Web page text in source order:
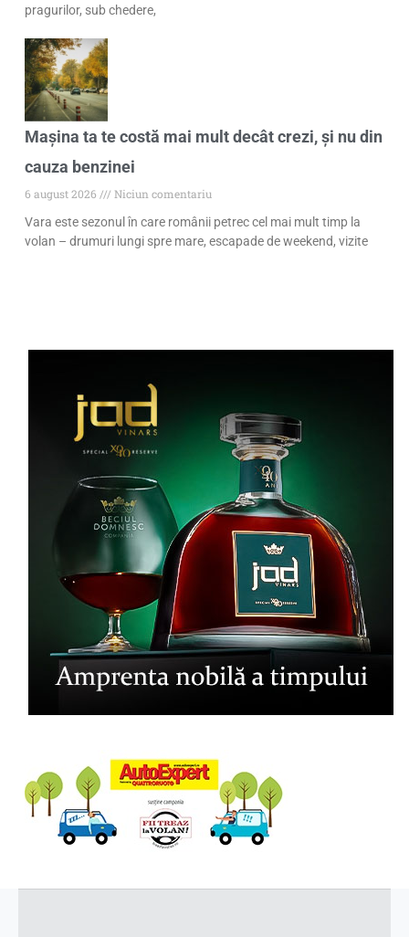
pragurilor, sub chedere,
Mașina ta te costă mai mult decât crezi, și nu din
cauza benzinei
6 august 2026
Niciun comentariu
Vara este sezonul în care românii petrec cel mai mult timp la
volan – drumuri lungi spre mare, escapade de weekend, vizite